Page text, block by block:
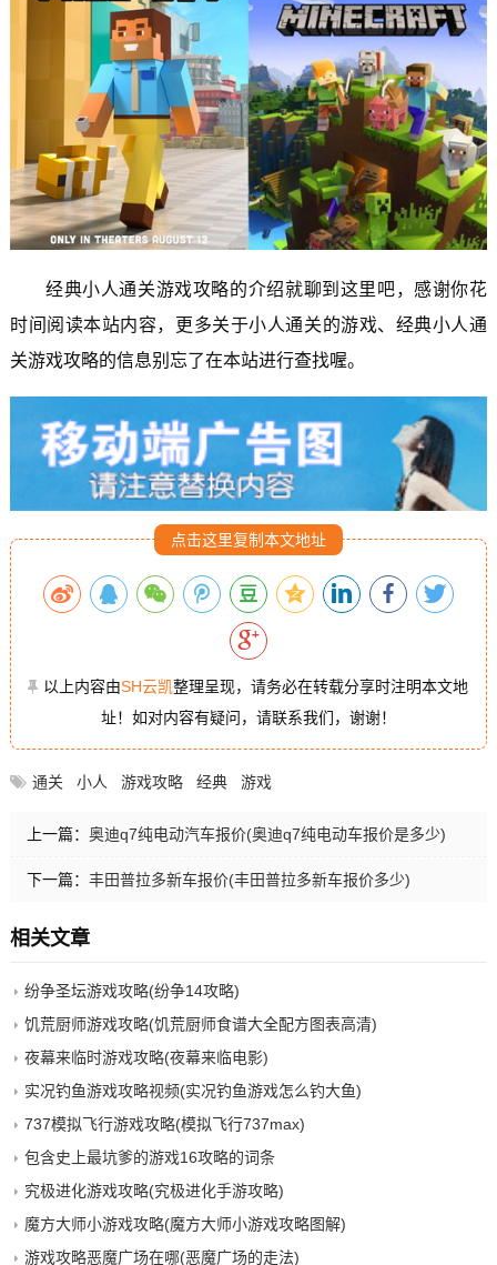
经典小人通关游戏攻略的介绍就聊到这里吧，感谢你花
时间阅读本站内容，更多关于小人通关的游戏、经典小人通
关游戏攻略的信息别忘了在本站进行查找喔。
点击这里复制本文地址
以上内容由SH云凯整理呈现，请务必在转载分享时注明本文地
址！如对内容有疑问，请联系我们，谢谢！
通关 小人 游戏攻略 经典 游戏
上一篇： 奥迪q7纯电动汽车报价(奥迪q7纯电动车报价是多少)
下一篇： 丰田普拉多新车报价(丰田普拉多新车报价多少)
相关文章
纷争圣坛游戏攻略(纷争14攻略)
饥荒厨师游戏攻略(饥荒厨师食谱大全配方图表高清)
夜幕来临时游戏攻略(夜幕来临电影)
实况钓鱼游戏攻略视频(实况钓鱼游戏怎么钓大鱼)
737模拟飞行游戏攻略(模拟飞行737max)
包含史上最坑爹的游戏16攻略的词条
究极进化游戏攻略(究极进化手游攻略)
魔方大师小游戏攻略(魔方大师小游戏攻略图解)
游戏攻略恶魔广场在哪(恶魔广场的走法)